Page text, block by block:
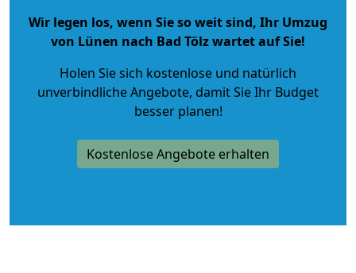
Wir legen los, wenn Sie so weit sind, Ihr Umzug
von Lünen nach Bad Tölz wartet auf Sie!
Holen Sie sich kostenlose und natürlich
unverbindliche Angebote, damit Sie Ihr Budget
besser planen!
Kostenlose Angebote erhalten